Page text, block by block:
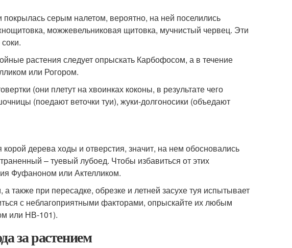
серым налетом, вероятно, на ней поселились
можжевельниковая щитовка, мучнистый червец. Эти
растения следует опрыскать Карбофосом, а в течение
или Рогором.
(они плетут на хвоинках коконы, в результате чего
(поедают веточки туи), жуки-долгоносики (объедают
дерева ходы и отверстия, значит, на нем обосновались
– туевый лубоед. Чтобы избавиться от этих
Фуфаноном или Актелликом.
также при пересадке, обрезке и летней засухе туя испытывает
с неблагоприятными факторами, опрыскайте их любым
или НВ-101).
за растением